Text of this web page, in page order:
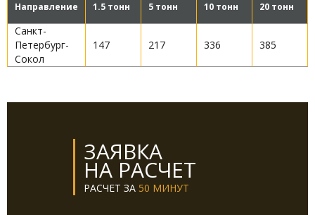
Направление 1.5 тонн 5 тонн 10 тонн 20 тонн
Санкт-
Петербург-
Сокол
147 217 336 385
ЗАЯВКА
НА РАСЧЕТ
РАСЧЕТ ЗА 50 МИНУТ